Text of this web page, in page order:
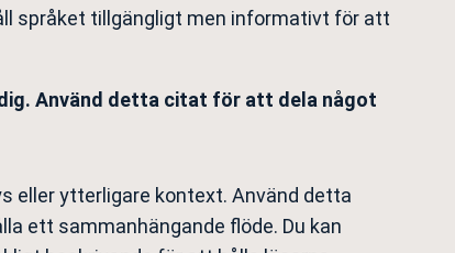
språket tillgängligt men informativt för att
Använd detta citat för att dela något
eller ytterligare kontext. Använd detta
ett sammanhängande flöde. Du kan